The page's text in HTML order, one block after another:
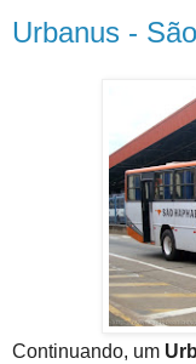
Urbanus -
Continuando, um